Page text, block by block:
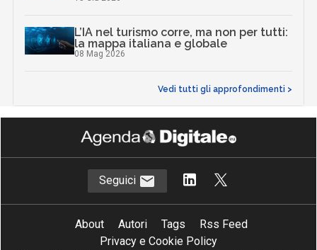
L’IA nel turismo corre, ma non per tutti:
la mappa italiana e globale
08 Mag 2026
Vedi tutti gli approfondimenti >
Seguici
About Autori Tags
Rss Feed
Privacy e Cookie Policy